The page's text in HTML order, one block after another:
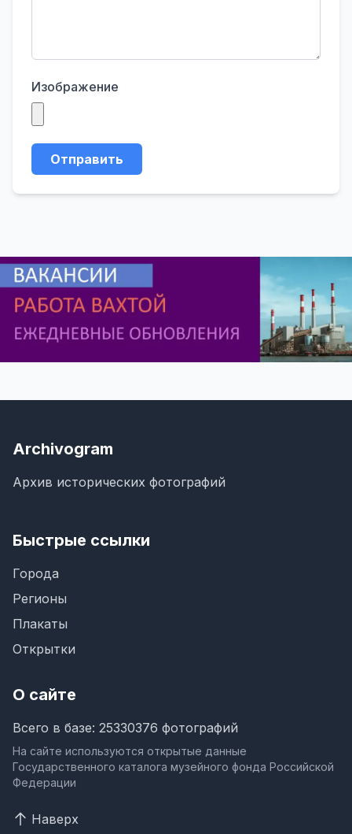
Изображение
Отправить
Archivogram
Архив исторических фотографий
Быстрые ссылки
Города
Регионы
Плакаты
Открытки
О сайте
Всего в базе: 25330376 фотографий
На сайте используются открытые данные
Государственного каталога музейного фонда Российской
Федерации
Наверх